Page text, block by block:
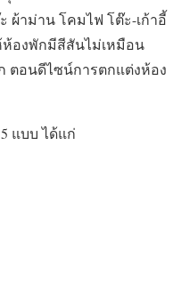
ผ้าม่าน โคมไฟ โต๊ะ-เก้าอี้
ห้องพักมีสีสันไม่เหมือน
ตอนดีไซน์การตกแต่งห้อง
แบบ ได้แก่